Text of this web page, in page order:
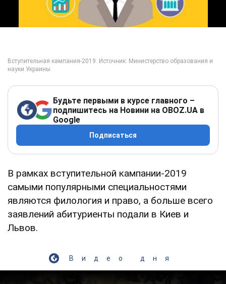
Будьте первыми в курсе главного –
подпишитесь на Новини на OBOZ.UA в
Google
Подписаться
В рамках вступительной кампании-2019
самыми популярными специальностями
являются филология и право, а больше всего
заявлений абитуриенты подали в Киев и
Львов.
Видео дня